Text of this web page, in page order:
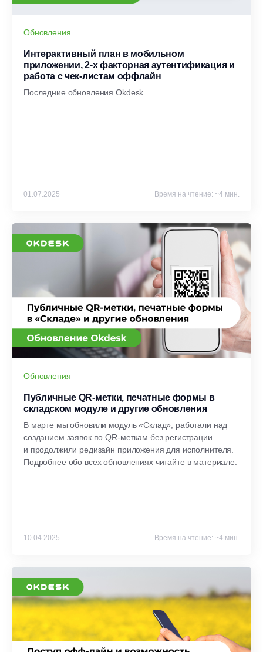
Обновления
Интерактивный план в мобильном
приложении, 2-х факторная аутентификация и
работа с чек-листам оффлайн
Последние обновления Okdesk.
01.07.2025 Время на чтение: ~4 мин.
Обновления
Публичные QR-метки, печатные формы в
складском модуле и другие обновления
В марте мы обновили модуль «Склад», работали над
созданием заявок по QR-меткам без регистрации
и продолжили редизайн приложения для исполнителя.
Подробнее обо всех обновлениях читайте в материале.
10.04.2025 Время на чтение: ~4 мин.